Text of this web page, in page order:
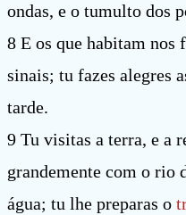
ondas, e o tumulto dos
8 E os que habitam nos
sinais; tu fazes alegres
tarde.
9 Tu visitas a terra, e a
grandemente com o rio
água; tu lhe preparas o